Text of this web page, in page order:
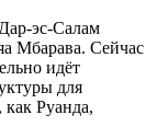
эс-Салам
Мбарава. Сейчас
идёт
для
Руанда,